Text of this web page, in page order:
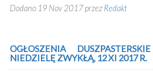
Dodano 19 Nov 2017 przezRedakt
OGŁOSZENIA
NIEDZIELĘ ZWYKŁĄ, 12 XI 2017 R.